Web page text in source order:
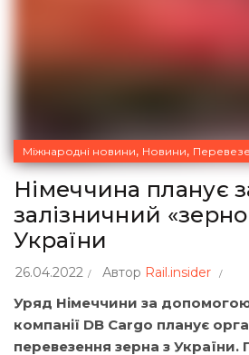
Міжнародні новини, Новини,
Німеччина планує
залізничний
України
26.04.2022 Автор Rail.insider
Уряд Німеччини за допомогою
компанії DB Cargo планує
перевезення зерна з